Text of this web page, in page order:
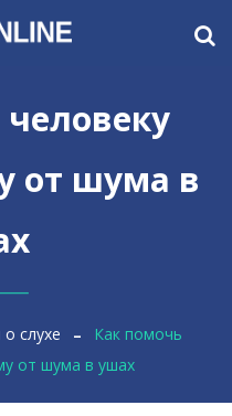
от шума в
слухе
Как помочь
от шума в ушах